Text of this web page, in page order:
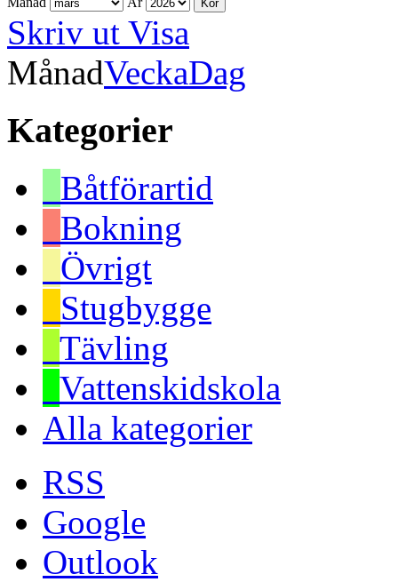
Skriv ut Visa
MånadVeckaDag
Kategorier
Båtförartid
Bokning
Övrigt
Stugbygge
Tävling
Vattenskidskola
Alla kategorier
RSS
Google
Outlook